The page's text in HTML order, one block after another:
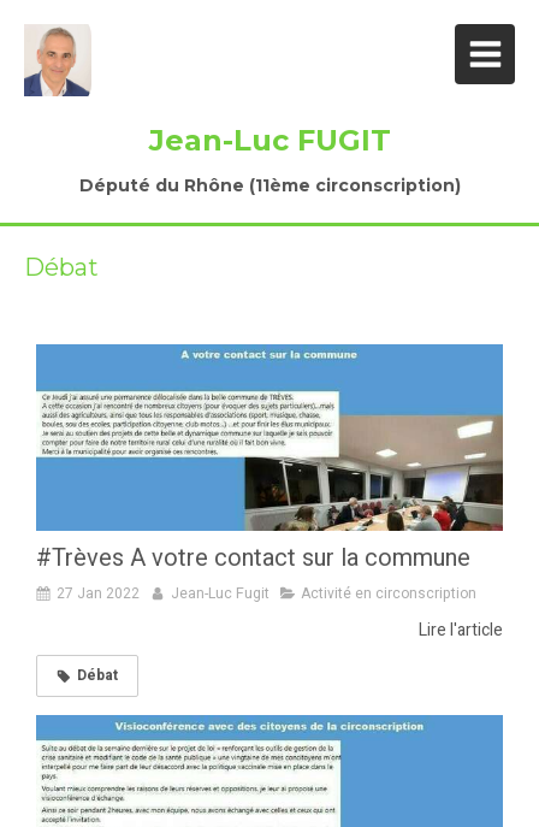
Jean-Luc FUGIT
Député du Rhône (11ème circonscription)
Débat
#Trèves A votre contact sur la commune
27 Jan 2022 Jean-Luc Fugit Activité en circonscription
Lire l'article
Débat